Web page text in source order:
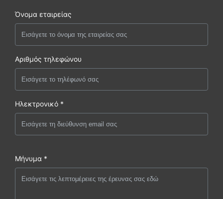
Όνομα εταιρείας
Αριθμός τηλεφώνου
Ηλεκτρονικό *
Μήνυμα *